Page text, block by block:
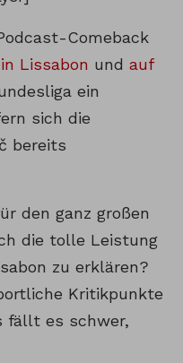
Comeback
in Lissabon und auf
ein
sich die
bereits
den ganz großen
die tolle Leistung
zu erklären?
Kritikpunkte
fällt es schwer,